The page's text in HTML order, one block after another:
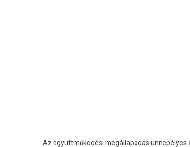
Az együttműködési megállapodás ünnepélyes